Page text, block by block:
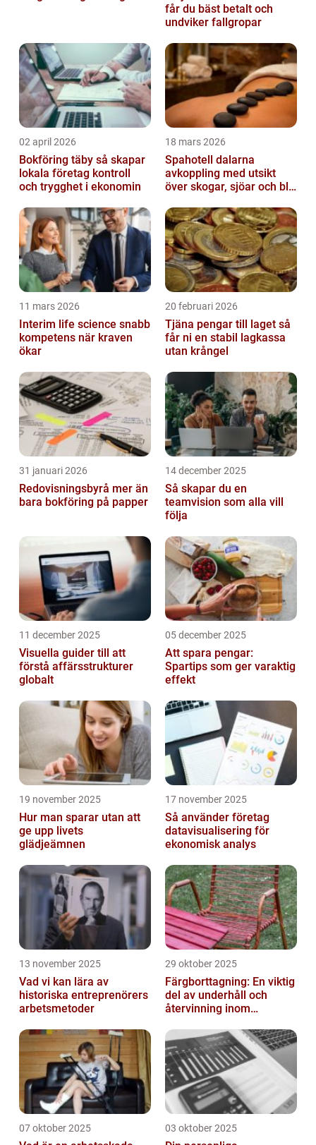
får du bäst betalt och
undviker fallgropar
02 april 2026
Bokföring täby så skapar
lokala företag kontroll
och trygghet i ekonomin
18 mars 2026
Spahotell dalarna
avkoppling med utsikt
över skogar, sjöar och blå
11 mars 2026
Interim life science snabb
kompetens när kraven
ökar
20 februari 2026
Tjäna pengar till laget så
får ni en stabil lagkassa
utan krångel
31 januari 2026
Redovisningsbyrå mer än
bara bokföring på papper
14 december 2025
Så skapar du en
teamvision som alla vill
följa
11 december 2025
Visuella guider till att
förstå affärsstrukturer
globalt
05 december 2025
Att spara pengar:
Spartips som ger varaktig
effekt
19 november 2025
Hur man sparar utan att
ge upp livets
glädjeämnen
17 november 2025
Så använder företag
datavisualisering för
ekonomisk analys
13 november 2025
Vad vi kan lära av
historiska entreprenörers
arbetsmetoder
29 oktober 2025
Färgborttagning: En viktig
del av underhåll och
återvinning inom
07 oktober 2025 03 oktober 2025